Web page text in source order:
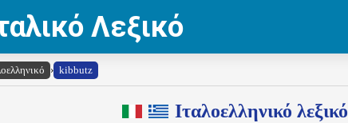
Λεξικό
› kibbutz
Ιταλοελληνικό λεξικό